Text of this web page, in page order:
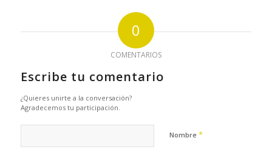
0
COMENTARIOS
Escribe tu comentario
¿Quieres unirte a la conversación?
Agradecemos tu participación.
Nombre *